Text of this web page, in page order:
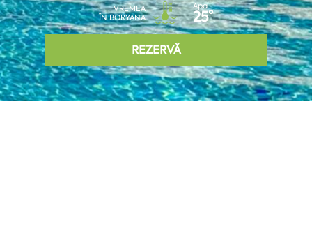
VREMEA
ÎN BORYANA
Apa
25°
REZERVĂ